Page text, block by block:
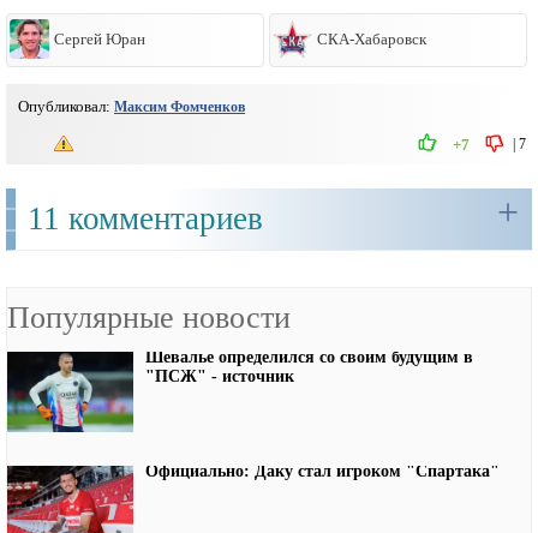
Сергей Юран СКА-Хабаровск
Опубликовал: Максим Фомченков
| 7
+7
11 комментариев +
Популярные новости
Шевалье определился со своим будущим в
"ПСЖ" - источник
Официально: Даку стал игроком "Спартака"